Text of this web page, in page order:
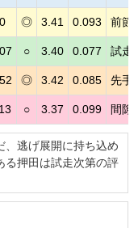
◎ 3.41 0.093 前節
○ 3.40 0.077 試走
◎ 3.42 0.085 先手
○ 3.37 0.099 間隙
逃げ展開に持ち込め
る押田は試走次第の評